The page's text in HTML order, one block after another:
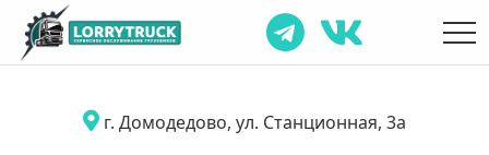
г. Домодедово, ул. Станционная, 3а